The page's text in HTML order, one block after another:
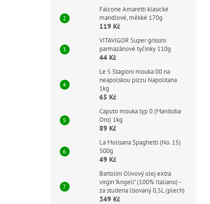
Falcone Amaretti klasické
mandlové, měkké 170g
119 Kč
VITAVIGOR Super grissini
parmazánové tyčinky 110g
44 Kč
Le 5 Stagioni mouka 00 na
neapolskou pizzu Napolitana
1kg
65 Kč
Caputo mouka typ 0 (Manitoba
Oro) 1kg
89 Kč
La Molisana Spaghetti (No. 15)
500g
49 Kč
Bartolini Olivový olej extra
virgin "Angeli" (100% Italiano) -
za studena lisovaný 0,5L (plech)
349 Kč